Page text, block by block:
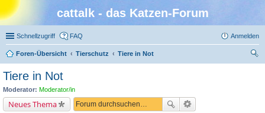
cattalk - das Katzen-Forum
Schnellzugriff FAQ Anmelden
Foren-Übersicht Tierschutz
Tiere in Not
Tiere in Not
Moderator: Moderator/in
Neues Thema